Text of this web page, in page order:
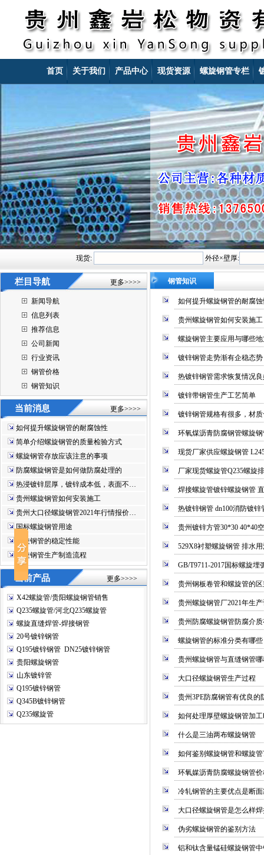
首页 关于我们 产品中心 现货资源 螺旋钢管专栏
现货: 外径×壁厚:
栏目导航 更多>>>>
新闻导航
信息列表
推荐信息
公司新闻
行业资讯
钢管价格
钢管知识
当前消息 更多>>>>
如何提升螺旋钢管的耐腐蚀性
简单介绍螺旋钢管的质量检验方式
螺旋钢管存放应该注意的事项
防腐螺旋钢管是如何做防腐处理的
热浸镀锌层厚，镀锌成本低，表面不…
贵州螺旋钢管如何安装施工
贵州大口径螺旋钢管2021年行情报价…
国标螺旋钢管用途
螺旋钢管的稳定性能
螺旋钢管生产制造流程
当前产品 更多>>>>
X42螺旋管/贵阳螺旋钢管销售
Q235螺旋管/河北Q235螺旋管
螺旋直缝焊管-焊接钢管
20号镀锌钢管
Q195镀锌钢管 DN25镀锌钢管
贵阳螺旋钢管
山东镀锌管
Q195镀锌钢管
Q345B镀锌钢管
Q235螺旋管
钢管知识
如何提升螺旋钢管的耐腐蚀
贵州螺旋钢管如何安装施工
螺旋钢管主要应用与哪些地
镀锌钢管走势渐有企稳态势
热镀锌钢管需求恢复情况良
镀锌带钢管生产工艺简单
镀锌钢管规格有很多，材
环氧煤沥青防腐钢管螺旋
现货厂家供应螺旋钢管
厂家现货螺旋管Q235螺旋
焊接螺旋管镀锌螺旋钢管
热镀锌钢管 dn100消防镀
贵州镀锌方管30*30 40*40
529X8衬塑螺旋钢管 排水
GB/T9711-2017国标螺旋埋
贵州钢板卷管和螺旋管的区
贵州螺旋钢管厂2021年生
贵州防腐螺旋钢管防腐介
螺旋钢管的标准分类有哪些
贵州螺旋钢管与直缝钢管哪
大口径螺旋钢管生产过程
贵州3PE防腐钢管有优良的
如何处理厚壁螺旋钢管加
什么是三油两布螺旋钢管
如何鉴别螺旋钢管和螺旋管
环氧媒沥青防腐螺旋钢管
冷轧钢管的主要优点是断
大口径螺旋钢管是怎么样
伪劣螺旋钢管的鉴别方法
铝和钛含量锰硅螺旋钢管